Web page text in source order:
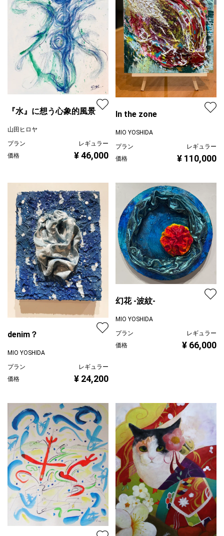
『水』に想う心象的風景
山田ヒロヤ
プラン
レギュラー
価格
¥ 46,000
In the zone
MIO YOSHIDA
プラン
レギュラー
価格
¥ 110,000
denim？
MIO YOSHIDA
プラン
レギュラー
価格
¥ 24,200
幻花 -波紋-
MIO YOSHIDA
プラン
レギュラー
価格
¥ 66,000